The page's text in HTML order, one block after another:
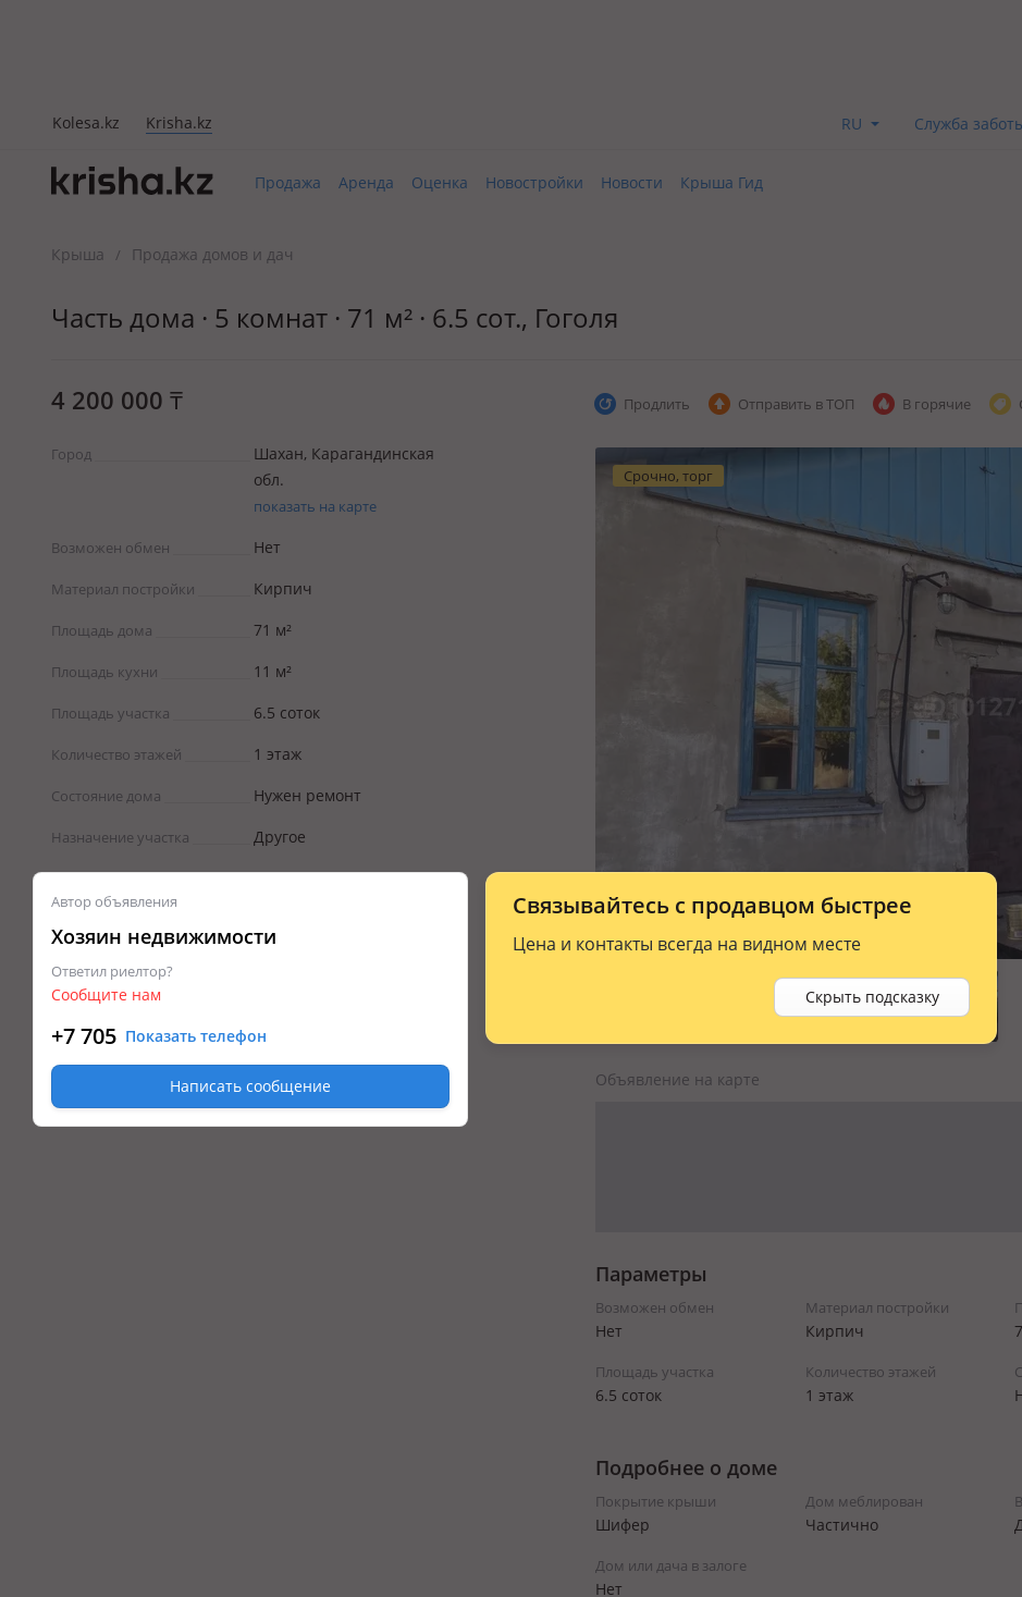
Kolesa.kz Krisha.kz RU Служба
Продажа Аренда Оценка Новостройки Новости Крыша Гид
Крыша / Продажа домов и дач
Часть дома · 5 комнат · 71 м² · 6.5 сот., Гоголя
4 200 000 ₸
Город
Шахан, Карагандинская
обл.
показать на карте
Возможен обмен Нет
Материал постройки Кирпич
Площадь дома 71 м²
Площадь кухни 11 м²
Площадь участка 6.5 соток
Количество этажей 1 этаж
Состояние дома Нужен ремонт
Назначение участка Другое
Связывайтесь с продавцом быстрее
Цена и контакты всегда на видном месте
Скрыть подсказку
Автор объявления
Хозяин недвижимости
Ответил риелтор?
Сообщите нам
+7 705 Показать телефон
Написать сообщение
Продлить Отправить в ТОП В горячие
Срочно, торг
Объявление на карте
Параметры
Возможен обмен
Нет
Материал постройки
Кирпич
Площадь участка
6.5 соток
Количество этажей
1 этаж
Подробнее о доме
Покрытие крыши
Шифер
Дом меблирован
Частично
Дом или дача в залоге
Нет